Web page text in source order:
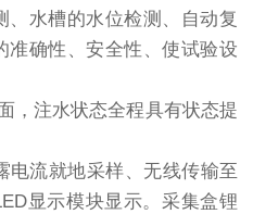
水槽的水位检测、自动复
准确性、安全性、使试验设
，注水状态全程具有状态提
电流就地采样、无线传输至
显示模块显示。采集盒锂